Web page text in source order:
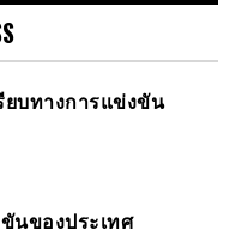
บทางการแข่งขัน
นของประเทศ